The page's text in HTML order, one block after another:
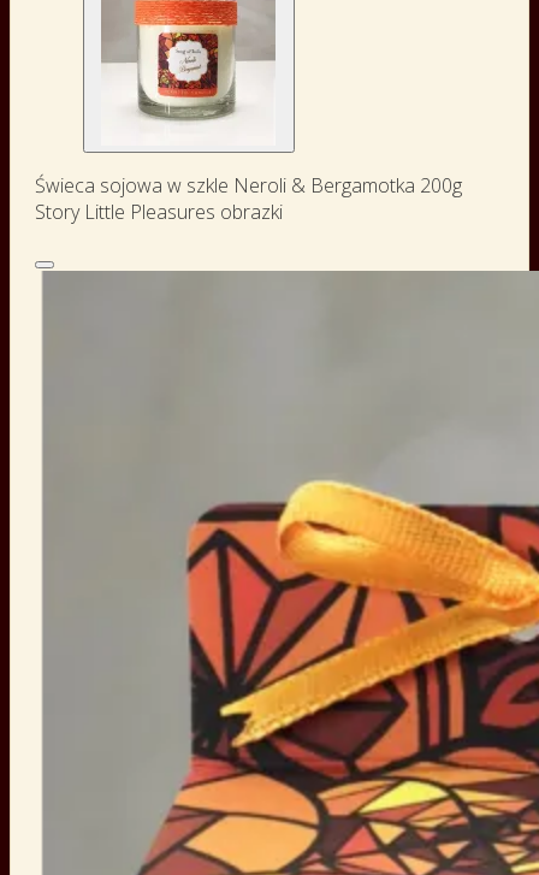
Świeca sojowa w szkle Neroli & Bergamotka 200g
Story Little Pleasures obrazki